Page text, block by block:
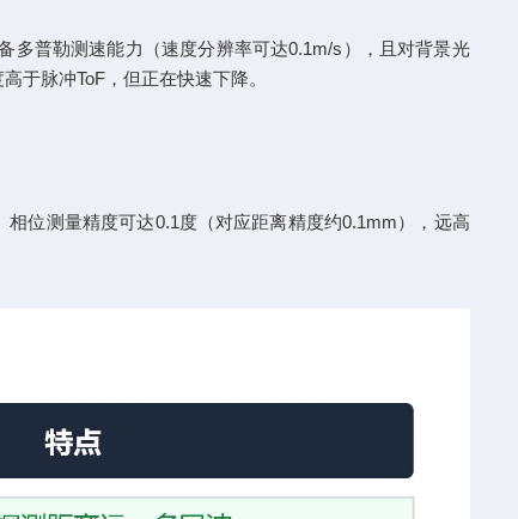
多普勒测速能力（速度分辨率可达0.1m/s），且对背景光
于脉冲ToF，但正在快速下降。
位测量精度可达0.1度（对应距离精度约0.1mm），远高